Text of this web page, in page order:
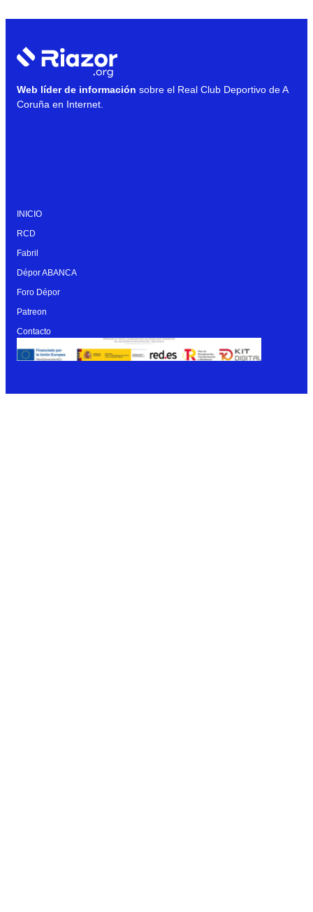
Web líder de información sobre el Real Club Deportivo de A
Coruña en Internet.
INICIO
RCD
Fabril
Dépor ABANCA
Foro Dépor
Patreon
Contacto